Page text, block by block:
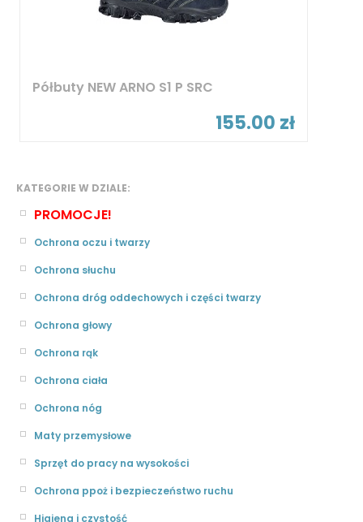
KATEGORIE W DZIALE:
PROMOCJE!
Ochrona oczu i twarzy
Ochrona słuchu
Ochrona dróg oddechowych i części twarzy
Ochrona głowy
Ochrona rąk
Ochrona ciała
Ochrona nóg
Maty przemysłowe
Sprzęt do pracy na wysokości
Ochrona ppoż i bezpieczeństwo ruchu
Higiena i czystość
Półbuty NEW ARNO S1 P SRC
155.00 zł